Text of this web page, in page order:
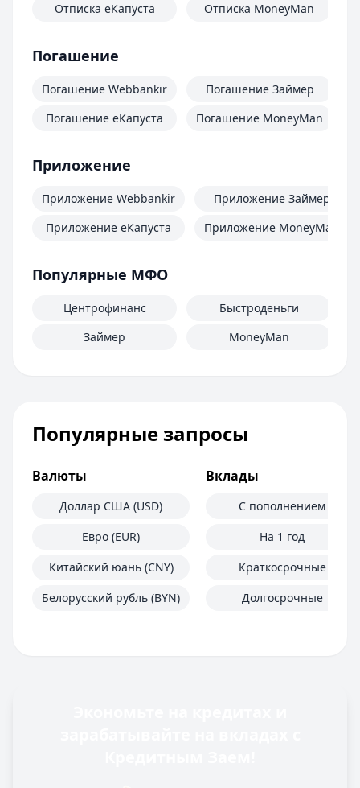
Отписка еКапуста
Отписка MoneyMan
Погашение
Погашение Webbankir
Погашение еКапуста
Погашение Займер
Погашение MoneyMan
Приложение
Приложение Webbankir
Приложение еКапуста
Приложение Займер
Приложение MoneyMan
Популярные МФО
Центрофинанс
Займер
Быстроденьги
MoneyMan
Популярные запросы
Валюты
Доллар США (USD)
Евро (EUR)
Китайский юань (CNY)
Белорусский рубль (BYN)
Вклады
С пополнением
На 1 год
Краткосрочные
Долгосрочные